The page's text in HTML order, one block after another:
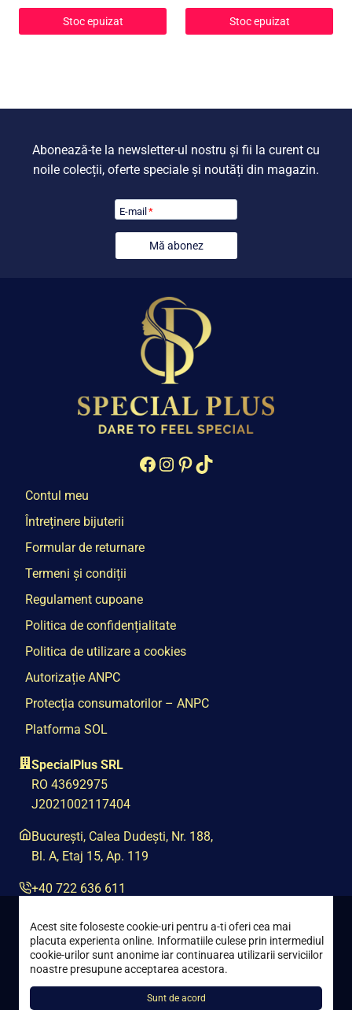
inițial
a
curent
este:
Stoc epuizat
inițial
a
curent
este:
Stoc epuizat
Abonează-te la newsletter-ul nostru și fii la curent cu
noile colecții, oferte speciale și noutăți din magazin.
E-mail *
Mă abonez
Facebook
Instagram
Pinterest
TikTok
Contul meu
Întreținere bijuterii
Formular de returnare
Termeni și condiții
Regulament cupoane
Politica de confidențialitate
Politica de utilizare a cookies
Autorizație ANPC
Protecția consumatorilor – ANPC
Platforma SOL
SpecialPlus SRL
RO 43692975
J2021002117404
București, Calea Dudești, Nr. 188,
Bl. A, Etaj 15, Ap. 119
+40 722 636 611
contact@special-plus.ro
Acest site foloseste cookie-uri pentru a-ti oferi cea mai
placuta experienta online. Informatiile culese prin intermediul
cookie-urilor sunt anonime iar continuarea utilizarii serviciilor
noastre presupune acceptarea acestora.
Sunt de acord